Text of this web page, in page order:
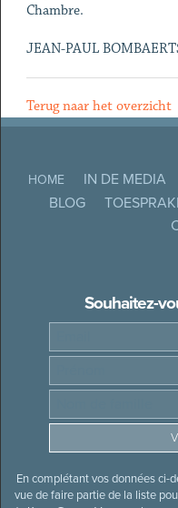
Chambre.
JEAN-PAUL
Terug naar het overzicht
HOME IN DE MEDIA
BLOG
Souhaitez-
En complétant vos données ci-
vue de faire partie de la liste